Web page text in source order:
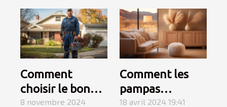
Comment
choisir le bon
service de
8 novembre 2024
Comment les
pampas
influencent les
18 avril 2024 19:41